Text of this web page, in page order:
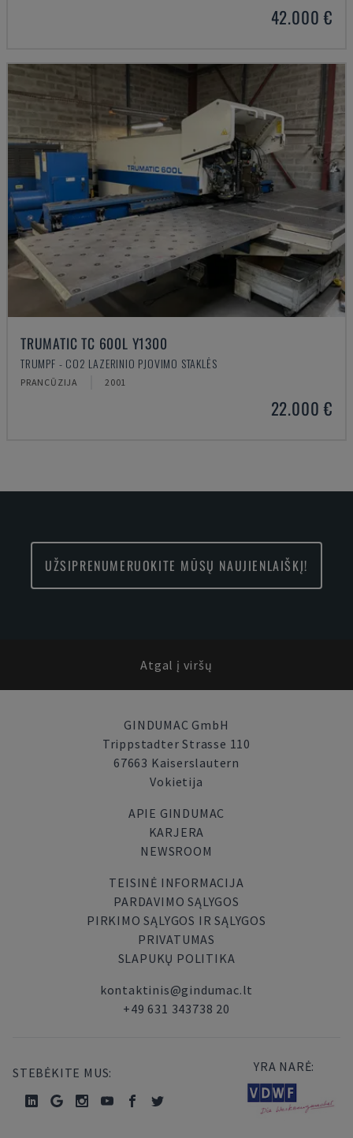
42.000 €
TRUMATIC TC 600L Y1300
TRUMPF - CO2 LAZERINIO PJOVIMO STAKLĖS
PRANCŪZIJA 2001
22.000 €
UŽSIPRENUMERUOKITE MŪSŲ NAUJIENLAIŠKĮ!
Atgal į viršų
GINDUMAC GmbH
Trippstadter Strasse 110
67663 Kaiserslautern
Vokietija
APIE GINDUMAC
KARJERA
NEWSROOM
TEISINĖ INFORMACIJA
PARDAVIMO SĄLYGOS
PIRKIMO SĄLYGOS IR SĄLYGOS
PRIVATUMAS
SLAPUKŲ POLITIKA
kontaktinis@gindumac.lt
+49 631 343738 20
STEBĖKITE MUS: YRA NARĖ: